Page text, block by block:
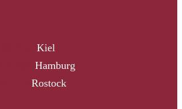
Kiel
Hamburg
Rostock